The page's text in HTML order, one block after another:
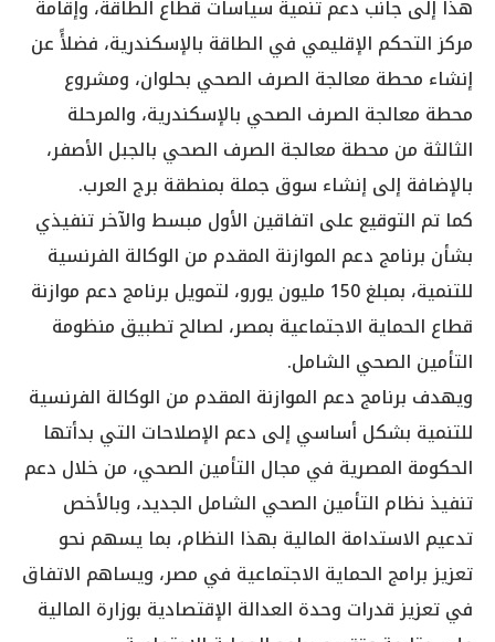
هذا إلى جانب دعم تنمية سياسات قطاع الطاقة، وإقامة
مركز التحكم الإقليمي في الطاقة بالإسكندرية، فضلأً عن
إنشاء محطة معالجة الصرف الصحي بحلوان، ومشروع
محطة معالجة الصرف الصحي بالإسكندرية، والمرحلة
الثالثة من محطة معالجة الصرف الصحي بالجبل الأصفر،
بالإضافة إلى إنشاء سوق جملة بمنطقة برج العرب.
كما تم التوقيع على اتفاقين الأول مبسط والآخر تنفيذي
بشأن برنامج دعم الموازنة المقدم من الوكالة الفرنسية
للتنمية، بمبلغ 150 مليون يورو، لتمويل برنامج دعم موازنة
قطاع الحماية الاجتماعية بمصر، لصالح تطبيق منظومة
التأمين الصحي الشامل.
ويهدف برنامج دعم الموازنة المقدم من الوكالة الفرنسية
للتنمية بشكل أساسي إلى دعم الإصلاحات التي بدأتها
الحكومة المصرية في مجال التأمين الصحي، من خلال دعم
تنفيذ نظام التأمين الصحي الشامل الجديد، وبالأخص
تدعيم الاستدامة المالية بهذا النظام، بما يسهم نحو
تعزيز برامج الحماية الاجتماعية في مصر، ويساهم الاتفاق
في تعزيز قدرات وحدة العدالة الإقتصادية بوزارة المالية